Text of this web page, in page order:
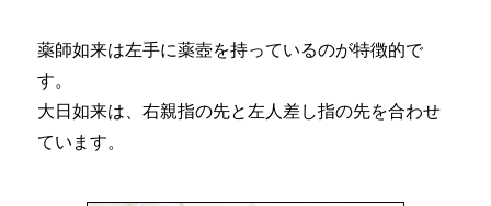
薬師如来は左手に薬壺を持っているのが特徴的で
す。
大日如来は、右親指の先と左人差し指の先を合わせ
ています。